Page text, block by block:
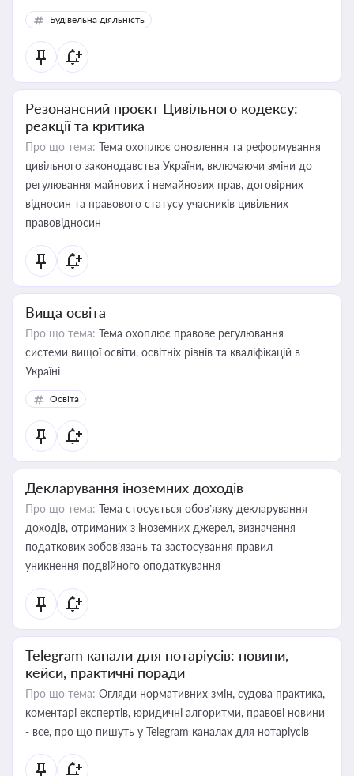
Будівельна діяльність
Резонансний проєкт Цивільного кодексу:
реакції та критика
Про що тема: Тема охоплює оновлення та реформування
цивільного законодавства України, включаючи зміни до
регулювання майнових і немайнових прав, договірних
відносин та правового статусу учасників цивільних
правовідносин
Вища освіта
Про що тема: Тема охоплює правове регулювання
системи вищої освіти, освітніх рівнів та кваліфікацій в
Україні
Освіта
Декларування іноземних доходів
Про що тема: Тема стосується обов’язку декларування
доходів, отриманих з іноземних джерел, визначення
податкових зобов’язань та застосування правил
уникнення подвійного оподаткування
Telegram канали для нотаріусів: новини,
кейси, практичні поради
Про що тема: Огляди нормативних змін, судова практика,
коментарі експертів, юридичні алгоритми, правові новини
- все, про що пишуть у Telegram каналах для нотаріусів